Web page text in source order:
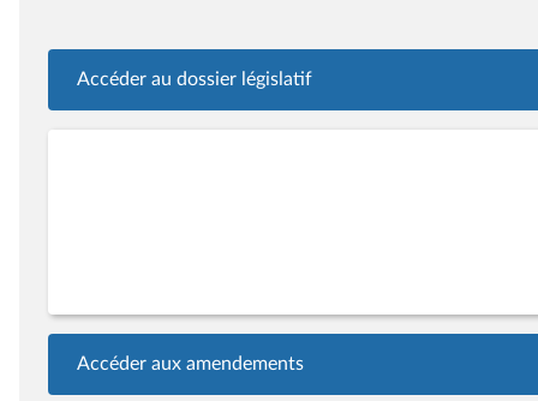
Accéder au dossier législatif
Accéder aux amendements